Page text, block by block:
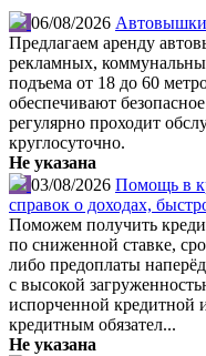
06/08/2026 Автовышки
Предлагаем аренду
рекламных,
подъема от 18 до 60
обеспечивают
регулярно проходит
круглосуточно.
Не указана
03/08/2026 Помощь в
справок о доходах,
Поможем получить
по сниженной ставке,
либо предоплаты
с высокой
испорченной кредитной
кредитным обязател...
Не указана